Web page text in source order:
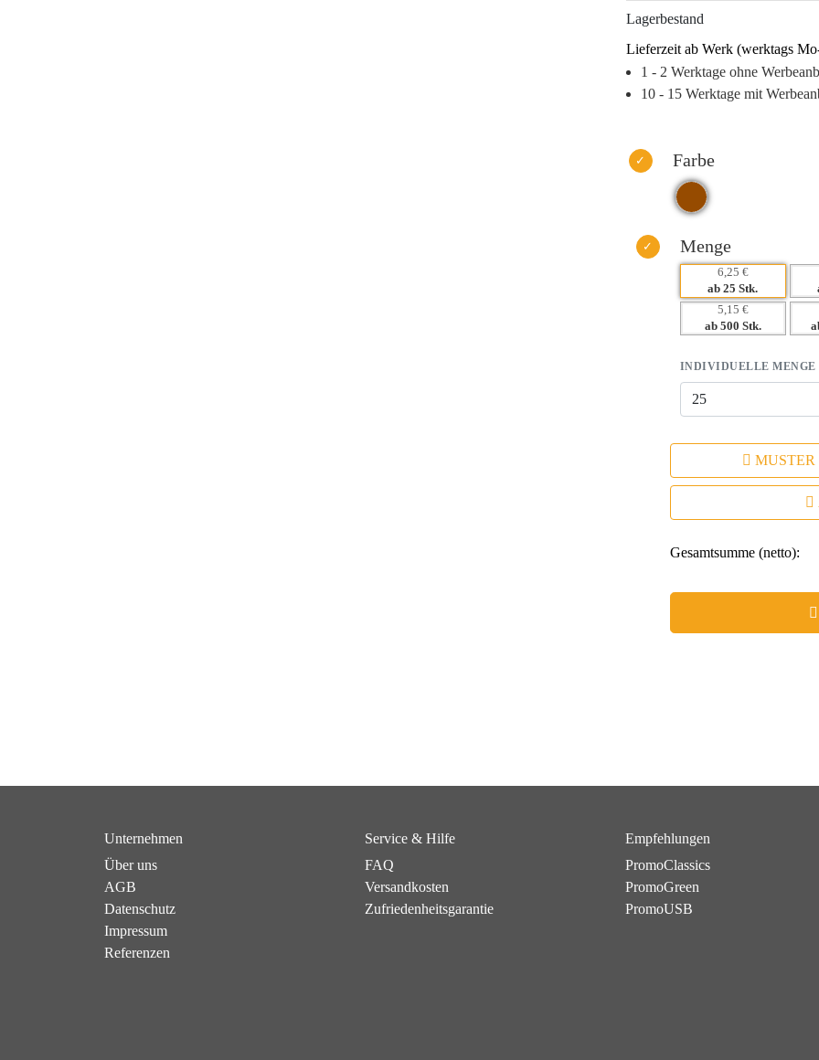
ideal für individuelle
Kundenbindung zu schaffen und
Warum dieses Produkt Ihre
– Individuelle Anpassung für
– Vielseitig einsetzbar als
Lagerbestand
Lieferzeit ab Werk (werktags
1 - 2 Werktage ohne
10 - 15 Werktage mit
Farbe
Menge
6,25 €
ab 25 Stk.
5,15 €
ab 500 Stk.
INDIVIDUELLE MENGE
MUSTER
Gesamtsumme (netto):
Unternehmen
Über uns
AGB
Datenschutz
Impressum
Referenzen
Service & Hilfe
FAQ
Versandkosten
Zufriedenheitsgarantie
Empfehlungen
PromoClassics
PromoGreen
PromoUSB